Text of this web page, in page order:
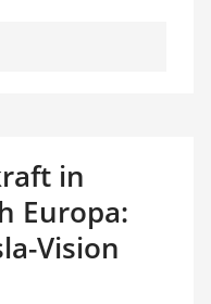
in
Europa:
Vision